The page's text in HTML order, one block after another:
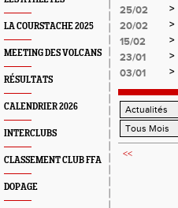
LA COURSTACHE 2025
MEETING DES VOLCANS
RÉSULTATS
CALENDRIER 2026
INTERCLUBS
CLASSEMENT CLUB FFA
DOPAGE
25/02
>
20/02
>
15/02
>
23/01
>
03/01
>
<<